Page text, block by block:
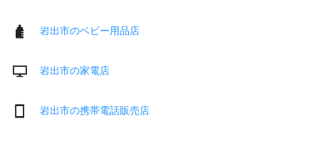
岩出市のベビー用品店
岩出市の家電店
岩出市の携帯電話販売店